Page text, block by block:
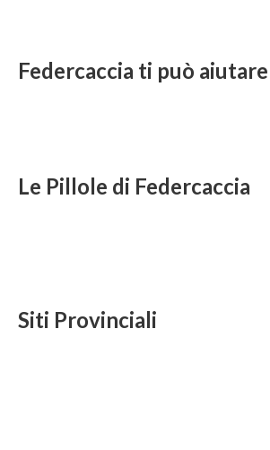
Federcaccia ti può aiutare
Le Pillole di Federcaccia
Siti Provinciali